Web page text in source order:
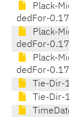
Plack-
dedFor-
Plack-
dedFor-
Plack-
dedFor-
Tie-Dir-
Tie-Dir-